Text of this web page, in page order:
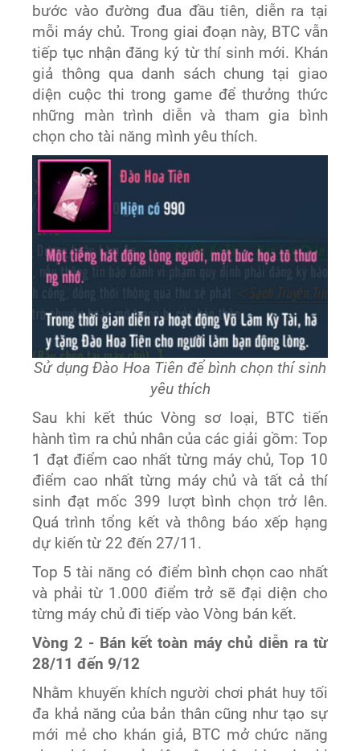
bước vào đường đua đầu tiên, diễn ra tại
mỗi máy chủ. Trong giai đoạn này, BTC vẫn
tiếp tục nhận đăng ký từ thí sinh mới. Khán
giả thông qua danh sách chung tại giao
diện cuộc thi trong game để thưởng thức
những màn trình diễn và tham gia bình
chọn cho tài năng mình yêu thích.
Sử dụng Đào Hoa Tiên để bình chọn thí sinh
yêu thích
Sau khi kết thúc Vòng sơ loại, BTC tiến
hành tìm ra chủ nhân của các giải gồm: Top
1 đạt điểm cao nhất từng máy chủ, Top 10
điểm cao nhất từng máy chủ và tất cả thí
sinh đạt mốc 399 lượt bình chọn trở lên.
Quá trình tổng kết và thông báo xếp hạng
dự kiến từ 22 đến 27/11.
Top 5 tài năng có điểm bình chọn cao nhất
và phải từ 1.000 điểm trở sẽ đại diện cho
từng máy chủ đi tiếp vào Vòng bán kết.
Vòng 2 - Bán kết toàn máy chủ diễn ra từ
28/11 đến 9/12
Nhằm khuyến khích người chơi phát huy tối
đa khả năng của bản thân cũng như tạo sự
mới mẻ cho khán giả, BTC mở chức năng